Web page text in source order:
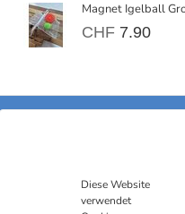
Magnet Igelball
CHF 7.90
Skills-Shop Umgang mit Gefühlen
Grenzstrasse 6
9430 St. Margrethen
Diese Website
verwendet